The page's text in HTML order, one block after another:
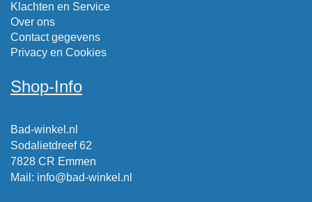
Klachten en Service
Over ons
Contact gegevens
Privacy en Cookies
Shop-Info
Bad-winkel.nl
Sodalietdreef 62
7828 CR Emmen
Mail : info@bad-winkel.nl